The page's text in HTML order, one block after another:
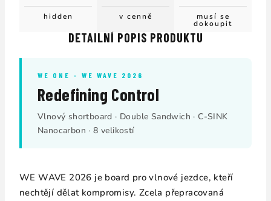
DETAILNÍ POPIS PRODUKTU
WE ONE – WE WAVE 2026
Redefining Control
Vlnový shortboard · Double Sandwich · C-SINK
Nanocarbon · 8 velikostí
WE WAVE 2026 je board pro vlnové jezdce, kteří
nechtějí dělat kompromisy. Zcela přepracovaná
hidden v cenně musí se
dokoupit